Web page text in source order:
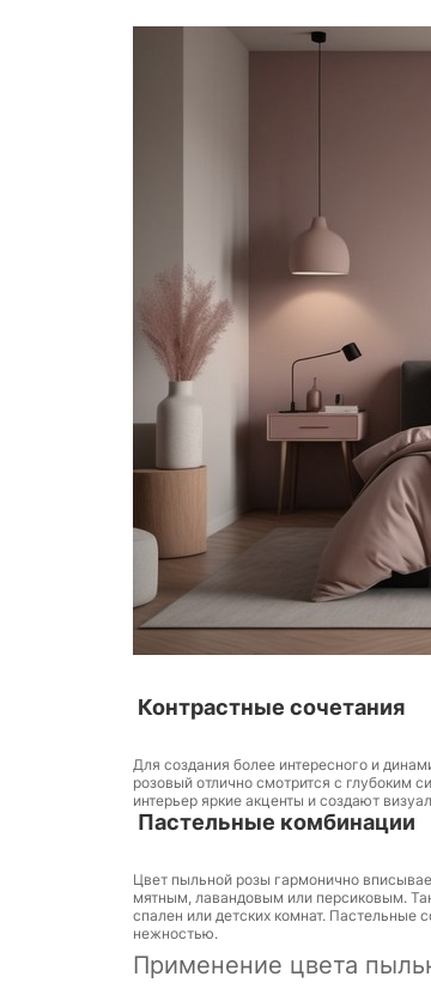
Контрастные сочетания
Для создания более интересного и
розовый отлично смотрится с
интерьер яркие акценты и создают
Пастельные комбинации
Цвет пыльной розы гармонично
мятным, лавандовым или персиковым.
спален или детских комнат. Пастельные
нежностью.
Применение цвета